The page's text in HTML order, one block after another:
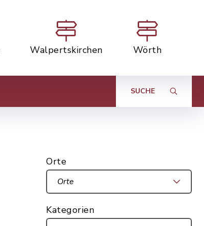
Walpertskirchen Wörth
SUCHE
Orte
Orte
Kategorien